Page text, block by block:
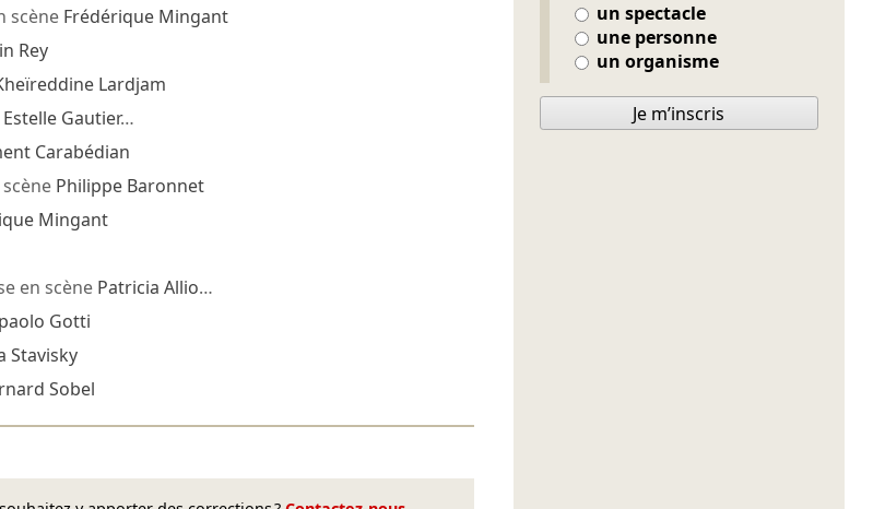
scène Frédérique Mingant
Rey
Lardjam
Estelle Gautier…
Carabédian
Philippe Baronnet
Mingant
en scène Patricia Allio…
Gotti
Stavisky
Sobel
un spectacle
une personne
un organisme
Je m’inscris